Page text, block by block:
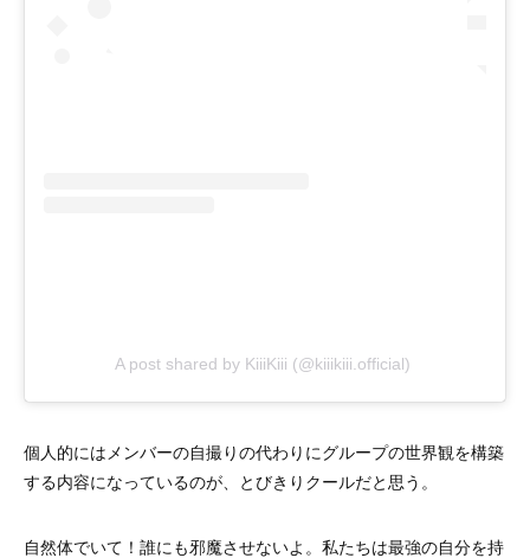
A post shared by KiiiKiii (@kiiikiii.official)
個人的にはメンバーの自撮りの代わりにグループの世界観を構築
する内容になっているのが、とびきりクールだと思う。
自然体でいて！誰にも邪魔させないよ。私たちは最強の自分を持